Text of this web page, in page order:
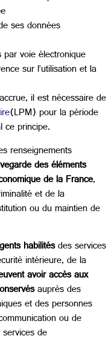
ses données
voie électronique
sur l’utilisation et la
il est nécessaire de
(LPM) pour la période
principe.
renseignements
des éléments
de la France,
et de la
ou du maintien de
habilitésdes services
intérieure, de la
avoir accès aux
auprès des
et des personnes
ou de
de